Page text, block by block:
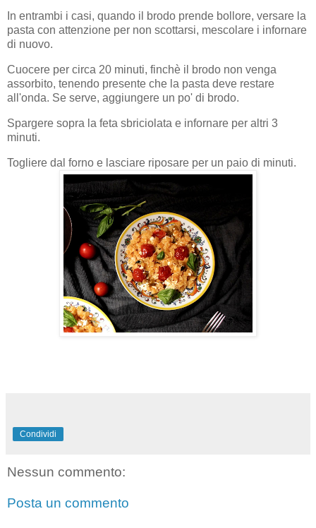
In entrambi i casi, quando il brodo prende bollore, versare la
pasta con attenzione per non scottarsi, mescolare i infornare
di nuovo.
Cuocere per circa 20 minuti, finchè il brodo non venga
assorbito, tenendo presente che la pasta deve restare
all'onda. Se serve, aggiungere un po' di brodo.
Spargere sopra la feta sbriciolata e infornare per altri 3
minuti.
Togliere dal forno e lasciare riposare per un paio di minuti.
Condividi
Nessun commento:
Posta un commento